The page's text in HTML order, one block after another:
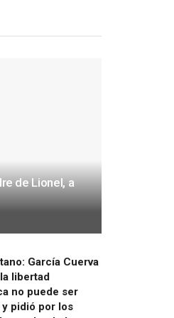
de Lionel, a
García Cuerva
libertad
no puede ser
y pidió por los